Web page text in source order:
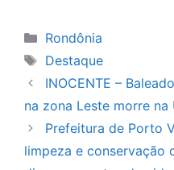
Categorias
Rondônia
Tags
Destaque
INOCENTE –
na zona Leste morre na
Prefeitura de Porto
limpeza e conservação